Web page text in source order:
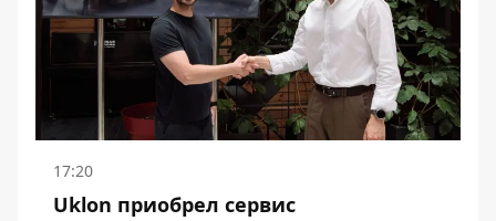
17:20
Uklon приобрел сервис